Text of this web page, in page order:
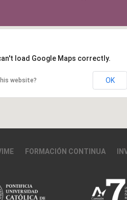
load Google Maps correctly.
website? OK
FORMACIÓN CONTINUA